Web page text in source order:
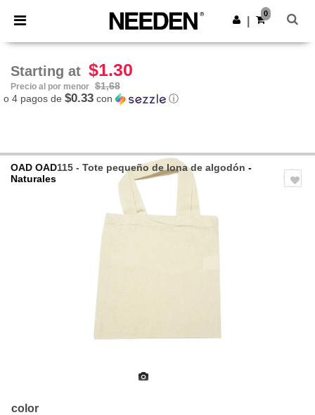
× App de Needen
¡Mejores precios en app!
Descargar app
0
Starting at $1.30
Precio al por menor $1,68
o 4 pagos de $0.33 con ⓘ
OAD OAD115 - Tote pequeño de lona de algodón -
Naturales
color